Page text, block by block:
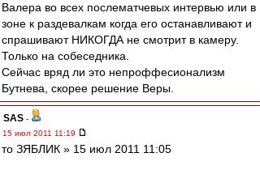
Валера во всех послематчевых интервью или в
зоне к раздевалкам когда его останавливают и
спрашивают НИКОГДА не смотрит в камеру.
Только на собеседника.
Сейчас вряд ли это непроффесионализм
Бутнева, скорее решение Веры.
SAS -
15 июл 2011 11:19
то ЗЯБЛИК » 15 июл 2011 11:05